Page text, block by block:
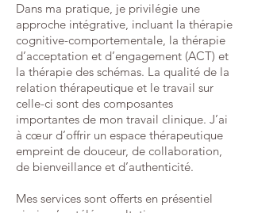
Dans ma pratique, je privilégie une
approche intégrative, incluant la thérapie
cognitive-comportementale, la thérapie
d’acceptation et d’engagement (ACT) et
la thérapie des schémas. La qualité de la
relation thérapeutique et le travail sur
celle-ci sont des composantes
importantes de mon travail clinique. J’ai
à cœur d’offrir un espace thérapeutique
empreint de douceur, de collaboration,
de bienveillance et d’authenticité.
Mes services sont offerts en présentiel